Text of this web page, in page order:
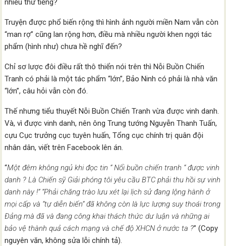
nhiều thứ tiếng?
Truyện được phổ biến rộng thì hình ảnh người miền Nam vẫn còn
“man rợ” cũng lan rộng hơn, điều mà nhiều người khen ngợi tác
phẩm (hình như) chưa hề nghĩ đến?
Chỉ sơ lược đôi điều rất thô thiển nói trên thì Nỗi Buồn Chiến
Tranh có phải là một tác phẩm “lớn”, Bảo Ninh có phải là nhà văn
“lớn”, câu hỏi vẫn còn đó.
Thế nhưng tiểu thuyết Nỗi Buồn Chiến Tranh vừa được vinh danh.
Và, vì được vinh danh, nên ông Trung tướng Nguyễn Thanh Tuấn,
cựu Cục trưởng cục tuyên huấn, Tổng cục chính trị quân đội
nhân dân, viết trên Facebook lên án.
“Một đêm không ngủ khi đọc tin “ Nổi buồn chiến tranh “ được vinh
danh ? Là Chiến sỹ Giải phóng tôi yêu cầu BTC phải thu hồi sự vinh
danh này !” “Phải chăng trào lưu xét lại lịch sử đang lộng hành ở
mọi cấp và “tự diễn biến” đã không còn là lực lượng suy thoái trong
Đảng mà đã và đang công khai thách thức dư luận và những ai
bảo vệ thành quả cách mạng và chế độ XHCN ở nước ta ?” (Copy
nguyên văn, không sửa lỗi chính tả).